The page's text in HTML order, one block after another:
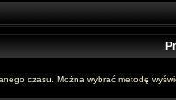
czasu. Można wybrać metodę